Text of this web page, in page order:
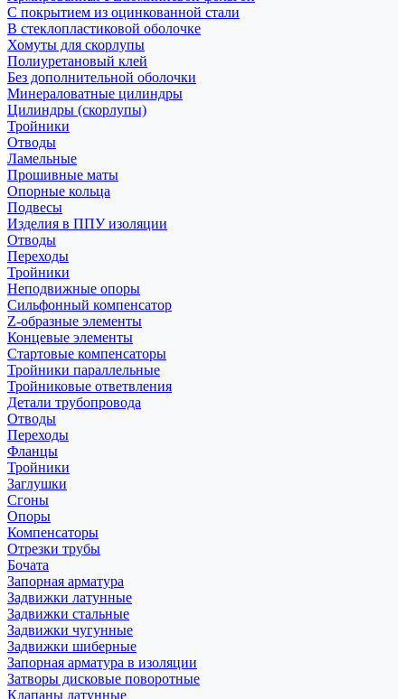
С покрытием из оцинкованной стали
В стеклопластиковой оболочке
Хомуты для скорлупы
Полиуретановый клей
Без дополнительной оболочки
Минераловатные цилиндры
Цилиндры (скорлупы)
Тройники
Отводы
Ламельные
Прошивные маты
Опорные кольца
Подвесы
Изделия в ППУ изоляции
Отводы
Переходы
Тройники
Неподвижные опоры
Cильфонный компенсатор
Z-образные элементы
Концевые элементы
Стартовые компенсаторы
Тройники параллельные
Тройниковые ответвления
Детали трубопровода
Отводы
Переходы
Фланцы
Тройники
Заглушки
Сгоны
Опоры
Компенсаторы
Отрезки трубы
Бочата
Запорная арматура
Задвижки латунные
Задвижки стальные
Задвижки чугунные
Задвижки шиберные
Запорная арматура в изоляции
Затворы дисковые поворотные
Клапаны латунные